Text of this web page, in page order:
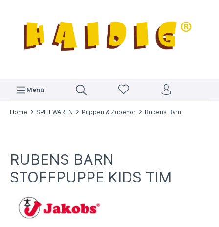
Menü
Home SPIELWAREN Puppen & Zubehör Rubens Barn
RUBENS BARN
STOFFPUPPE KIDS TIM